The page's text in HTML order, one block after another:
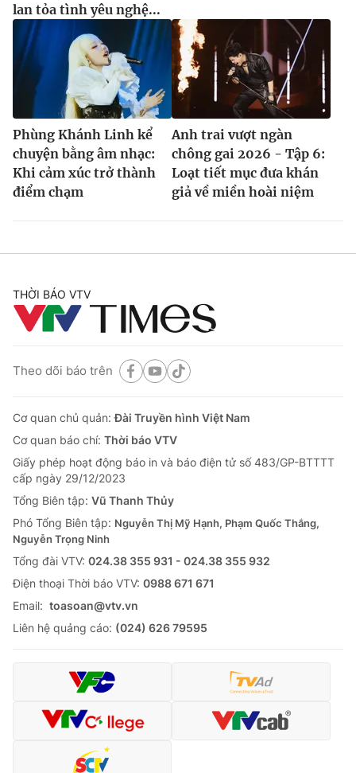
lan tỏa tình yêu nghệ...
Phùng Khánh Linh kể
chuyện bằng âm nhạc:
Khi cảm xúc trở thành
điểm chạm
Anh trai vượt ngàn
chông gai 2026 - Tập 6:
Loạt tiết mục đưa khán
giả về miền hoài niệm
THỜI BÁO VTV
Theo dõi báo trên
Cơ quan chủ quản:Đài Truyền hình Việt Nam
Cơ quan báo chí: Thời báo VTV
Giấy phép hoạt động báo in và báo điện tử số 483/GP-BTTTT
cấp ngày 29/12/2023
Tổng Biên tập: Vũ Thanh Thủy
Phó Tổng Biên tập: Nguyễn Thị Mỹ Hạnh, Phạm Quốc Thắng,
Nguyễn Trọng Ninh
Tổng đài VTV: 024.38 355 931 - 024.38 355 932
Ðiện thoại Thời báo VTV: 0988 671 671
Email: toasoan@vtv.vn
Liên hệ quảng cáo: (024) 626 79595